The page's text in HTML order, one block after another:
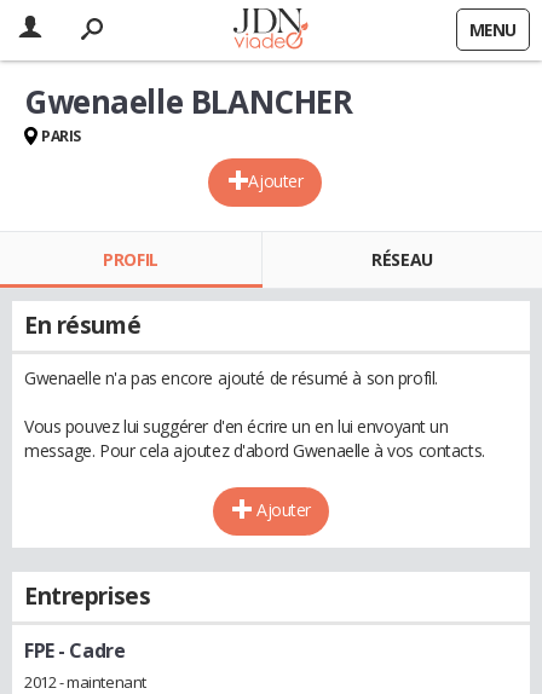
MENU
Ajouter
Gwenaelle BLANCHER
PARIS
PROFIL RÉSEAU
En résumé
Gwenaelle n'a pas encore ajouté de résumé à son profil.
Vous pouvez lui suggérer d'en écrire un en lui envoyant un
message. Pour cela ajoutez d'abord Gwenaelle à vos contacts.
Ajouter
Entreprises
FPE- Cadre
2012 - maintenant